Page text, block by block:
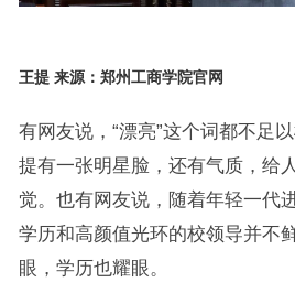
王提 来源：郑州工商学院官网
有网友说，“漂亮”这个词都不足
提有一张明星脸，还有气质，给
觉。也有网友说，随着年轻一代
学历和高颜值光环的校领导并不
眼，学历也耀眼。